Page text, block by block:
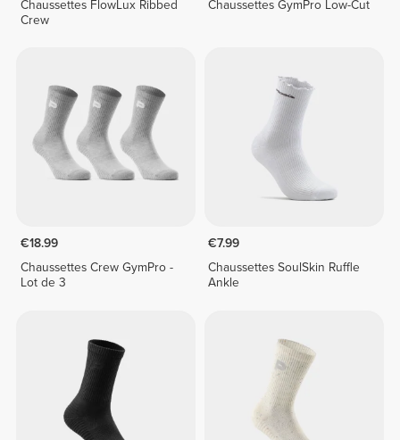
Chaussettes FlowLux Ribbed
Crew
Chaussettes GymPro Low-Cut
€18.99
Chaussettes Crew GymPro -
Lot de 3
€7.99
Chaussettes SoulSkin Ruffle
Ankle